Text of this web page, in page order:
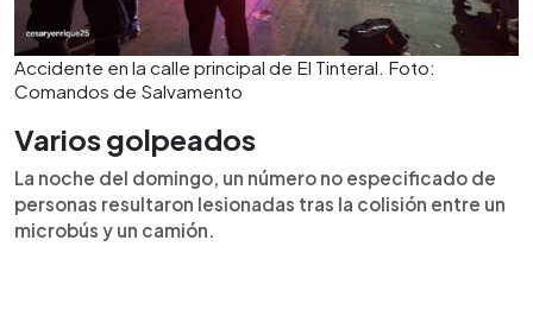
Accidente en la calle principal de El Tinteral. Foto:
Comandos de Salvamento
Varios golpeados
La noche del domingo, un número no especificado de
personas resultaron lesionadas tras la colisión entre un
microbús y un camión.